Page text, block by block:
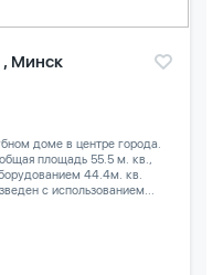
, Минск
доме в центре города.
площадь 55.5 м. кв.,
44.4м. кв.
с использованием...